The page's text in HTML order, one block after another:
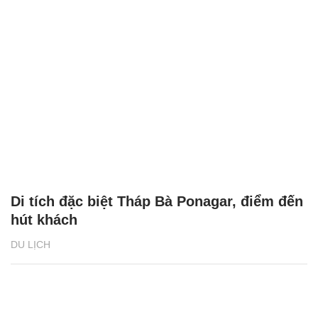
DU LỊCH
Di tích đặc biệt Tháp Bà Ponagar, điểm đến
hút khách